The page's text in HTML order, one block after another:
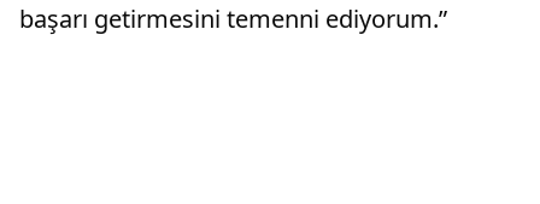
başarı getirmesini temenni ediyorum.”